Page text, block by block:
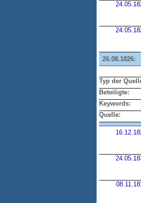
26.08.1826:
Typ der
Beteiligte:
Keywords:
Quelle: